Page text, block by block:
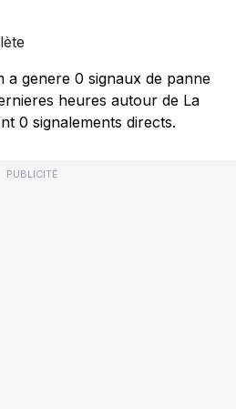
a genere 0 signaux de panne
heures autour de La
0 signalements directs.
PUBLICITÉ